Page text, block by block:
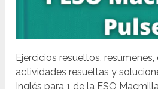
Ejercicios resueltos, resúmenes,
actividades resueltas y
Inglés para 1 de la ESO